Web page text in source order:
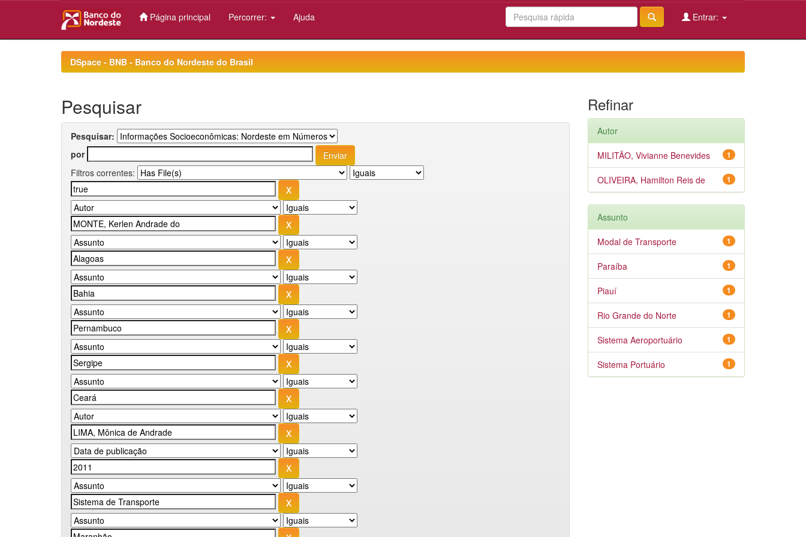
Página principal Percorrer: Ajuda Entrar:
DSpace - BNB - Banco do Nordeste do Brasil
Pesquisar
Pesquisar:
por
Filtros correntes:
Refinar
Autor
1
MILITÃO, Vivianne Benevides
1
OLIVEIRA, Hamilton Reis de
Assunto
1
Modal de Transporte
1
Paraíba
1
Piauí
1
Rio Grande do Norte
1
Sistema Aeroportuário
1
Sistema Portuário